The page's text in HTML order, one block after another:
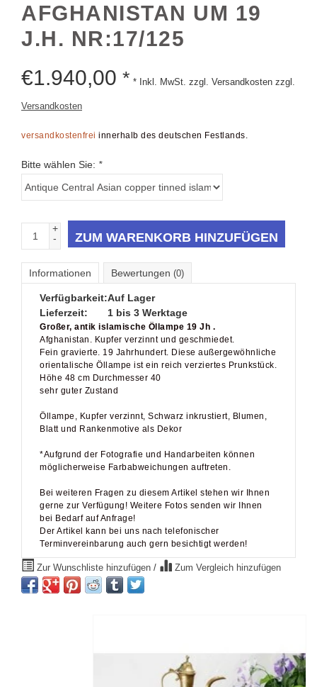
AFGHANISTAN UM 19
J.H. NR:17/125
€1.940,00 * * Inkl. MwSt. zzgl. Versandkosten zzgl.
Versandkosten
versandkostenfrei innerhalb des deutschen Festlands.
Bitte wählen Sie: *
+
-
ZUM WARENKORB HINZUFÜGEN
Informationen Bewertungen (0)
Verfügbarkeit:Auf Lager
Lieferzeit:
1 bis 3 Werktage
Großer, antik islamische Öllampe 19 Jh .
Afghanistan. Kupfer verzinnt und geschmiedet.
Fein gravierte. 19 Jahrhundert. Diese außergewöhnliche
orientalische Öllampe ist ein reich verziertes Prunkstück.
Höhe 48 cm Durchmesser 40
sehr guter Zustand
Öllampe, Kupfer verzinnt, Schwarz inkrustiert, Blumen,
Blatt und Rankenmotive als Dekor
*Aufgrund der Fotografie und Handarbeiten können
möglicherweise Farbabweichungen auftreten.
Bei weiteren Fragen zu diesem Artikel stehen wir Ihnen
gerne zur Verfügung! Weitere Fotos senden wir Ihnen
bei Bedarf auf Anfrage!
Der Artikel kann bei uns nach telefonischer
Terminvereinbarung auch gern besichtigt werden!
Zur Wunschliste hinzufügen / Zum Vergleich hinzufügen